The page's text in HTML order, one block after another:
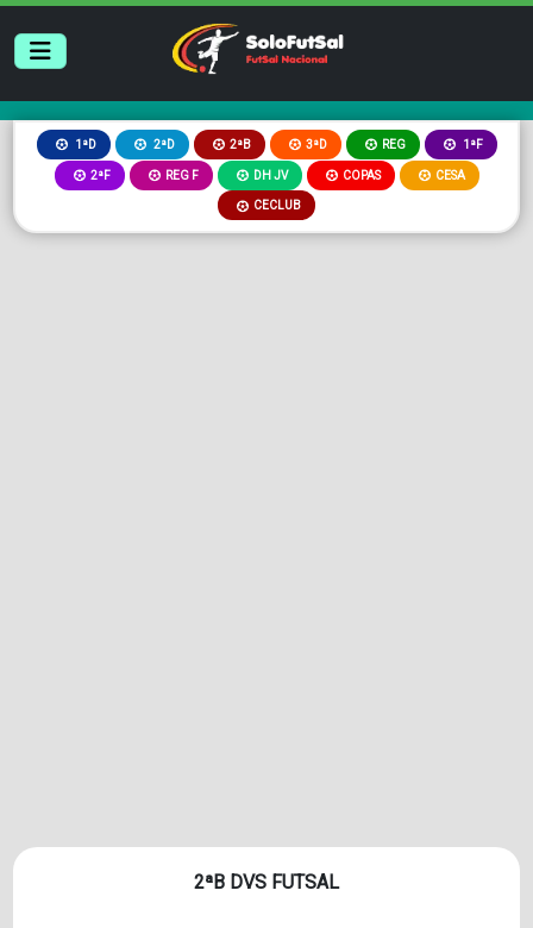
1ªD 2ªD 2ªB 3ªD REG 1ªF
2ªF REG F DH JV COPAS CESA
CECLUB
2ªB DVS FUTSAL